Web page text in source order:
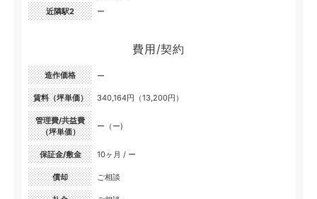
近隣駅2
ー
費用/契約
造作価格 ー
賃料（坪単価） 340,164円（13,200円）
管理費/共益費
（坪単価）
ー（ー)
保証金/敷金 10ヶ月 / ー
償却 ご相談